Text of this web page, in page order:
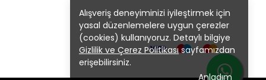
Alışveriş deneyiminizi iyileştirmek için
yasal düzenlemelere uygun çerezler
(cookies) kullanıyoruz. Detaylı bilgiye
Gizlilik ve Çerez Politikasısayfamızdan
erişebilirsiniz.
Anladım